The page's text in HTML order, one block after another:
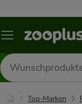
Menü
Produkte
suchen
Top-Marken